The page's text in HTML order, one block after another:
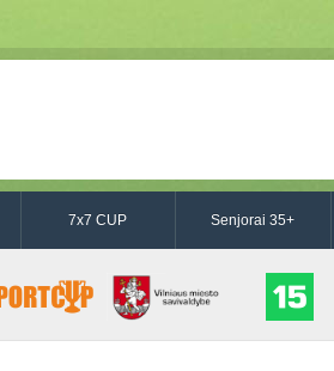
7x7 CUP Senjorai 35+